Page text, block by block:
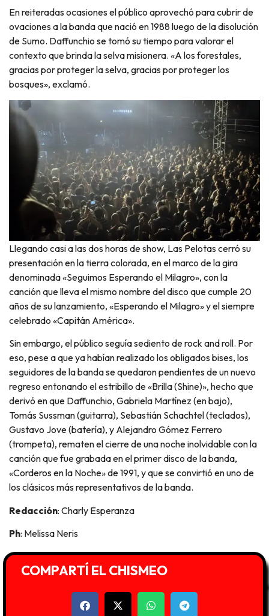
En reiteradas ocasiones el público aprovechó para cubrir de
ovaciones a la banda que nació en 1988 luego de la disolución
de Sumo. Daffunchio se tomó su tiempo para valorar el
contexto que brinda la selva misionera. «A los forestales,
gracias por proteger la selva, gracias por proteger los
bosques», exclamó.
Llegando casi a las dos horas de show, Las Pelotas cerró su
presentación en la tierra colorada, en el marco de la gira
denominada «Seguimos Esperando el Milagro», con la
canción que lleva el mismo nombre del disco que cumple 20
años de su lanzamiento, «Esperando el Milagro» y el siempre
celebrado «Capitán América».
Sin embargo, el público seguía sediento de rock and roll. Por
eso, pese a que ya habían realizado los obligados bises, los
seguidores de la banda se quedaron pendientes de un nuevo
regreso entonando el estribillo de «Brilla (Shine)», hecho que
derivó en que Daffunchio, Gabriela Martínez (en bajo),
Tomás Sussman (guitarra), Sebastián Schachtel (teclados),
Gustavo Jove (batería), y Alejandro Gómez Ferrero
(trompeta), rematen el cierre de una noche inolvidable con la
canción que fue grabada en el primer disco de la banda,
«Corderos en la Noche» de 1991, y que se convirtió en uno de
los clásicos más representativos de la banda.
Redacción: Charly Esperanza
Ph: Melissa Neris
COMPARTÍ EL CHISMEO